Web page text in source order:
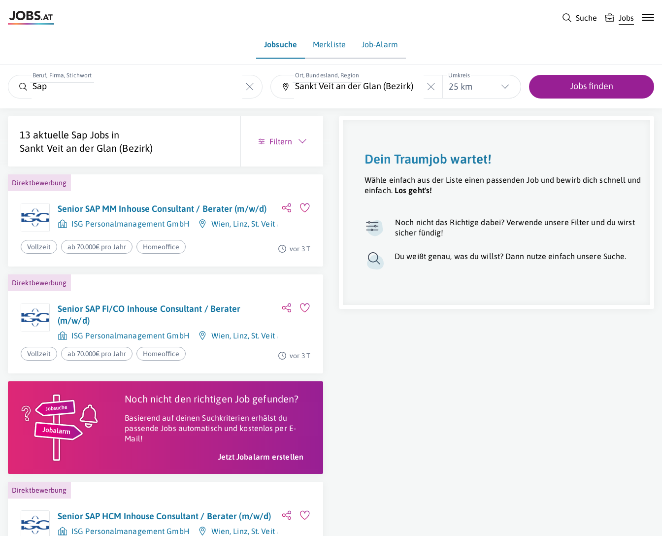
Suche Jobs
Jobsuche Merkliste Job-Alarm
Beruf, Firma, Stichwort Ort, Bundesland, Region Umkreis
25 km Jobs finden
13 aktuelleSap Jobs in
Sankt Veit an der Glan (Bezirk)
Filtern
Direktbewerbung
Senior SAP MM Inhouse Consultant / Berater (m/w/d)
ISG Personalmanagement GmbH Wien, Linz, St. Veit An Der Glan
Vollzeit ab 70.000€ pro Jahr Homeoffice vor 3 T
Direktbewerbung
Senior SAP FI/CO Inhouse Consultant / Berater
(m/w/d)
ISG Personalmanagement GmbH Wien, Linz, St. Veit An Der Glan
Vollzeit ab 70.000€ pro Jahr Homeoffice vor 3 T
Noch nicht den richtigen Job gefunden?
Basierend auf deinen Suchkriterien erhälst du
passende Jobs automatisch und kostenlos per E-
Mail!
Jetzt Jobalarm erstellen
Direktbewerbung
Senior SAP HCM Inhouse Consultant / Berater (m/w/d)
ISG Personalmanagement GmbH Wien, Linz, St. Veit An Der Glan
Dein Traumjob wartet!
Wähle einfach aus der Liste einen passenden Job und bewirb dich schnell und
einfach. Los geht's!
Noch nicht das Richtige dabei? Verwende unsere Filter und du wirst
sicher fündig!
Du weißt genau, was du willst? Dann nutze einfach unsere Suche.